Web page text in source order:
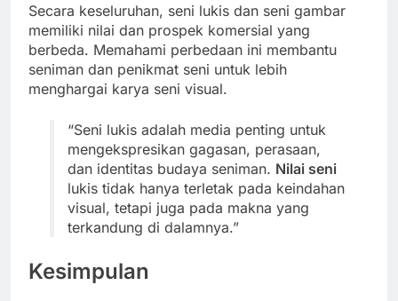
Secara keseluruhan, seni lukis dan seni gambar
memiliki nilai dan prospek komersial yang
berbeda. Memahami perbedaan ini membantu
seniman dan penikmat seni untuk lebih
menghargai karya seni visual.
“Seni lukis adalah media penting untuk
mengekspresikan gagasan, perasaan,
dan identitas budaya seniman. Nilai seni
lukis tidak hanya terletak pada keindahan
visual, tetapi juga pada makna yang
terkandung di dalamnya.”
Kesimpulan